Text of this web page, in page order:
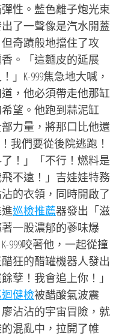
性。藍色離子炮光束
了一聲像是汽水開蓋
奇蹟般地擋住了攻
。「這麵皮的延展
」K-999焦急地大喊，
，他必須帶走他那缸
望。他跑到蒜泥缸
力量，將那口比他還
我們要從後院逃跑！
！」「不行！燃料是
不遠！」吉娃娃特務
的衣領，同時開啟了
巡檢推薦器發出「滋
一股濃郁的蔘味爆
999咬著他，一起從撞
狂的醋罐機器人發出
孽！我會追上你！」
健檢被醋酸氣波震
沾沾的宇宙冒險，就
混亂中，拉開了帷